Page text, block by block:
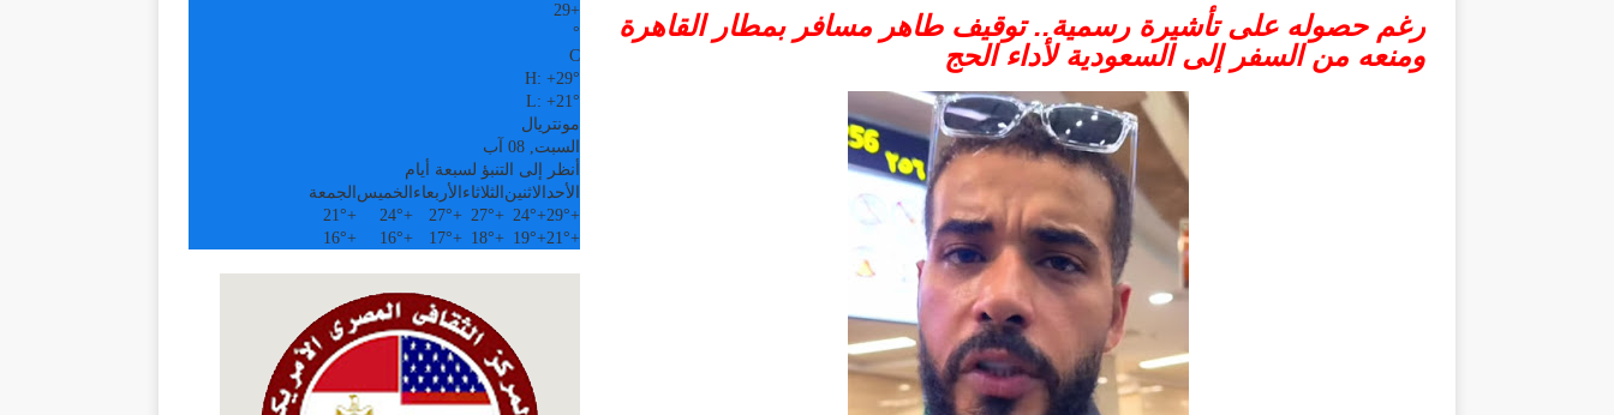
رغم حصوله على تأشيرة رسمية.. توقيف طاهر مسافر بمطار القاهرة
ومنعه من السفر إلى السعودية لأداء الحج
+
29
°
C
H: +29°
L: +21°
مونتريال
السبت, 08 آب
أنظر إلى التنبؤ لسبعة أيام
الأحد الاثنين الثلاثاء الأربعاء الخميس الجمعة
+
29°
+
24°
+
27°
+
27°
+
24°
+
21°
+
21°
+
19°
+
18°
+
17°
+
16°
+
16°